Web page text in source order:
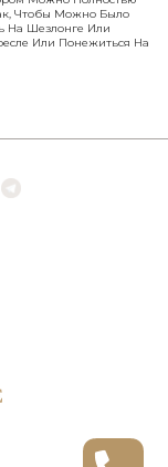
Чтобы Можно Было
На Шезлонге Или
Или Понежиться На